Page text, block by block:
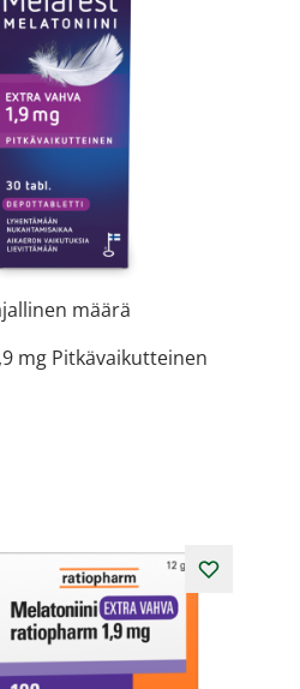
määrä
mg Pitkävaikutteinen